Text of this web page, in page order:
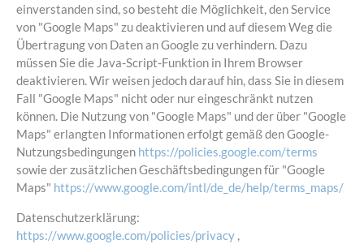
einverstanden sind, so besteht die Möglichkeit, den Service
von "Google Maps" zu deaktivieren und auf diesem Weg die
Übertragung von Daten an Google zu verhindern. Dazu
müssen Sie die Java-Script-Funktion in Ihrem Browser
deaktivieren. Wir weisen jedoch darauf hin, dass Sie in diesem
Fall "Google Maps" nicht oder nur eingeschränkt nutzen
können. Die Nutzung von "Google Maps" und der über "Google
Maps" erlangten Informationen erfolgt gemäß den Google-
Nutzungsbedingungen https://policies.google.com/terms
sowie der zusätzlichen Geschäftsbedingungen für "Google
Maps" https://www.google.com/intl/de_de/help/terms_maps/
Datenschutzerklärung:
https://www.google.com/policies/privacy